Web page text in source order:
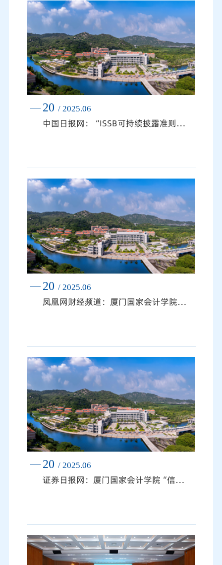
官员、科研院校学者、金融机构代表等400余
人，凝聚中新在绿色贸易、ESG领域的合作共
识，为深化中国与东盟财经交流合作提供有力支
撑。在全球气候变化、资源约束加剧与ESG理念
深度渗透的时代背景下，国际贸易体系正经历从
规模扩张向可持续发展的底...
20 / 2025.06
中国日报网：“ISSB可持续披露准则先学伙伴” 厦门研讨会成功举办
20 / 2025.06
凤凰网财经频道：厦门国家会计学院“信披赋能‘碳’索未来”ESG主题论坛圆满落幕
20 / 2025.06
证券日报网：厦门国家会计学院“信披赋能‘碳’索未来”ESG主题论坛圆满落幕